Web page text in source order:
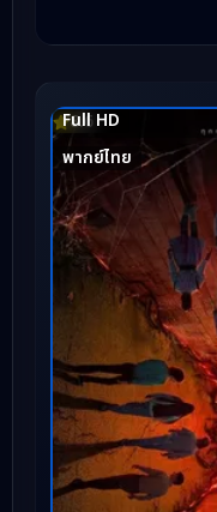
Full HD
พากย์ไทย
8.6